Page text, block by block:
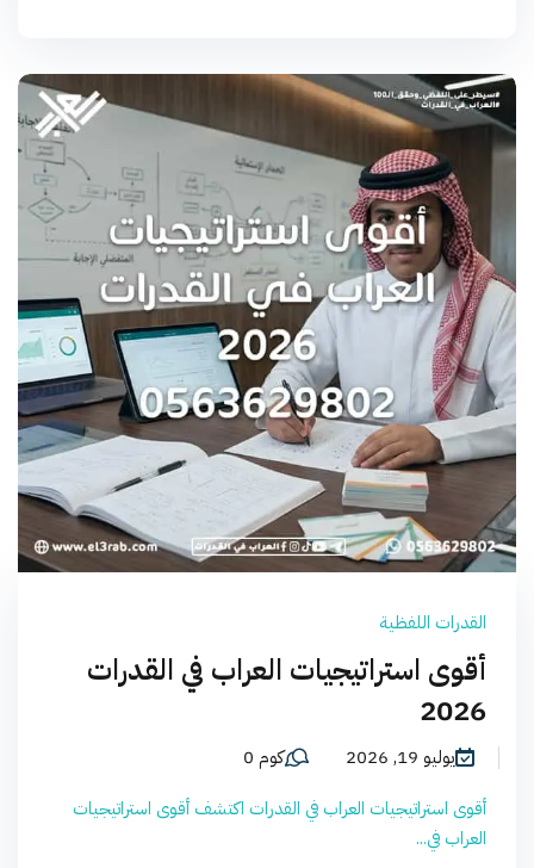
القدرات اللفظية
أقوى استراتيجيات العراب في القدرات
2026
يوليو 19, 2026
كوم 0
أقوى استراتيجيات العراب في القدرات اكتشف أقوى استراتيجيات
العراب في...